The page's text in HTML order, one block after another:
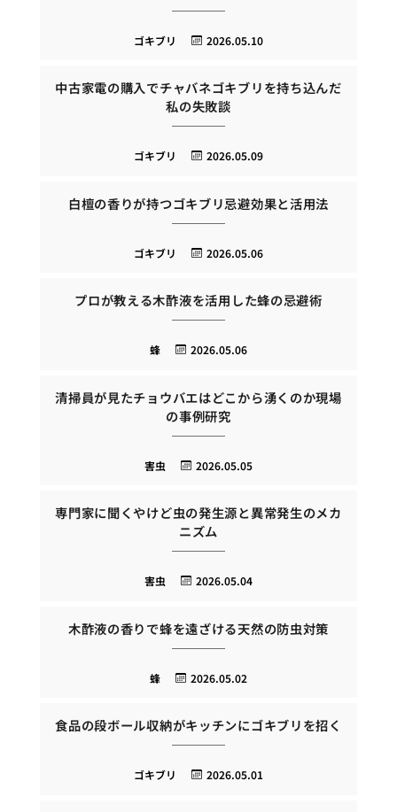
2026.05.10
ゴキブリ
中古家電の購入でチャバネゴキブリを持ち込んだ
私の失敗談
2026.05.09
ゴキブリ
白檀の香りが持つゴキブリ忌避効果と活用法
2026.05.06
ゴキブリ
プロが教える木酢液を活用した蜂の忌避術
2026.05.06
蜂
清掃員が見たチョウバエはどこから湧くのか現場
の事例研究
2026.05.05
害虫
専門家に聞くやけど虫の発生源と異常発生のメカ
ニズム
2026.05.04
害虫
木酢液の香りで蜂を遠ざける天然の防虫対策
2026.05.02
蜂
食品の段ボール収納がキッチンにゴキブリを招く
2026.05.01
ゴキブリ